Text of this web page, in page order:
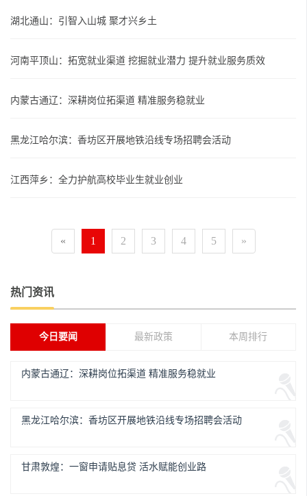
湖北通山：引智入山城 聚才兴乡土
河南平顶山：拓宽就业渠道 挖掘就业潜力 提升就业服务质效
内蒙古通辽：深耕岗位拓渠道 精准服务稳就业
黑龙江哈尔滨：香坊区开展地铁沿线专场招聘会活动
江西萍乡：全力护航高校毕业生就业创业
« 1 2 3 4 5 »
热门资讯
今日要闻 最新政策 本周排行
内蒙古通辽：深耕岗位拓渠道 精准服务稳就业
黑龙江哈尔滨：香坊区开展地铁沿线专场招聘会活动
甘肃敦煌：一窗申请贴息贷 活水赋能创业路